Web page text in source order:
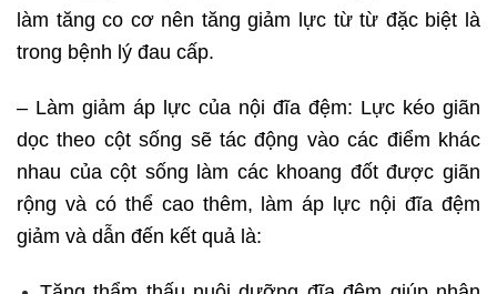
làm tăng co cơ nên tăng giảm lực từ từ đặc biệt là
trong bệnh lý đau cấp.
– Làm giảm áp lực của nội đĩa đệm: Lực kéo giãn
dọc theo cột sống sẽ tác động vào các điểm khác
nhau của cột sống làm các khoang đốt được giãn
rộng và có thể cao thêm, làm áp lực nội đĩa đệm
giảm và dẫn đến kết quả là: